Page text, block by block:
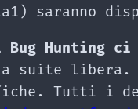
saranno
Hunting ci
suite libera.
Tutti i